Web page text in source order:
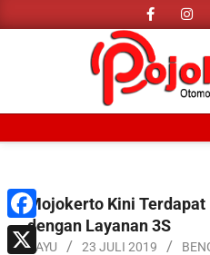
to
MenuMojokerto Kini
dengan Layanan 3S
BAYU 23 JULI 2019
Facebook